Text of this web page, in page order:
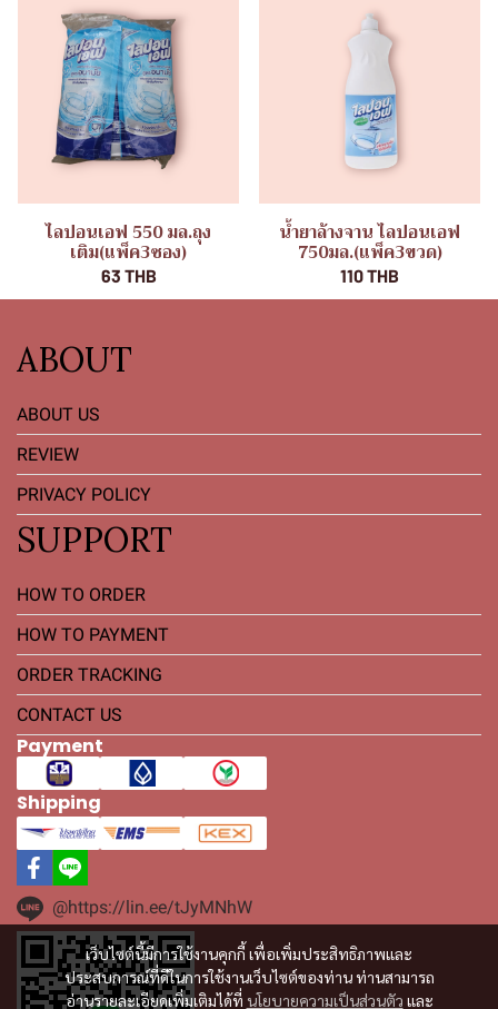
ไลปอนเอฟ 550 มล.ถุง
เติม(แพ็ค3ซอง)
63 THB
น้ำยาล้างจาน ไลปอนเอฟ
750มล.(แพ็ค3ขวด)
110 THB
เว็บไซต์นี้มีการใช้งานคุกกี้ เพื่อเพิ่มประสิทธิภาพและ
ประสบการณ์ที่ดีในการใช้งานเว็บไซต์ของท่าน ท่านสามารถ
อ่านรายละเอียดเพิ่มเติมได้ที่ นโยบายความเป็นส่วนตัว และ
ABOUT
ABOUT US
REVIEW
PRIVACY POLICY
SUPPORT
HOW TO ORDER
HOW TO PAYMENT
ORDER TRACKING
CONTACT US
Payment
Shipping
@https://lin.ee/tJyMNhW